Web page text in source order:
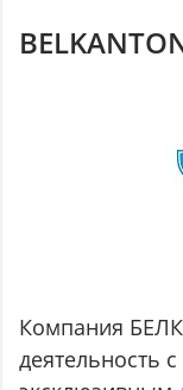
Компания
деятельность